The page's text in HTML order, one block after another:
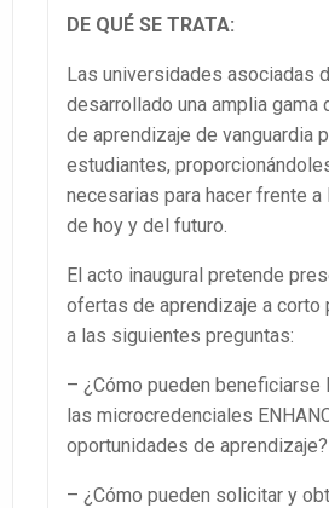
DE QUÉ SE TRATA:
Las universidades asociadas
desarrollado una amplia gama
de aprendizaje de vanguardia
estudiantes,
necesarias para hacer frente
de hoy y del futuro.
El acto inaugural pretende
ofertas de aprendizaje a corto
a las siguientes preguntas:
– ¿Cómo pueden
las microcredenciales
oportunidades de aprendizaje?
– ¿Cómo pueden solicitar y